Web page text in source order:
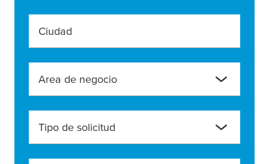
Ciudad
Area de negocio
Tipo de solicitud